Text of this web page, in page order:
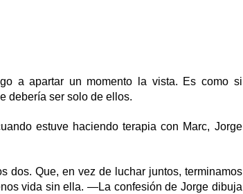
a apartar un momento la vista. Es como si
debería ser solo de ellos.
estuve haciendo terapia con Marc, Jorge
dos. Que, en vez de luchar juntos, terminamos
vida sin ella. —La confesión de Jorge dibuja